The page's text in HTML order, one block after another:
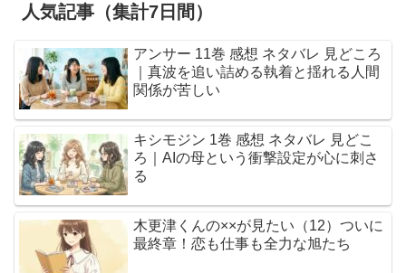
人気記事（集計7日間）
アンサー 11巻 感想 ネタバレ 見どころ
｜真波を追い詰める執着と揺れる人間
関係が苦しい
キシモジン 1巻 感想 ネタバレ 見どこ
ろ｜AIの母という衝撃設定が心に刺さ
る
木更津くんの××が見たい（12）ついに
最終章！恋も仕事も全力な旭たち